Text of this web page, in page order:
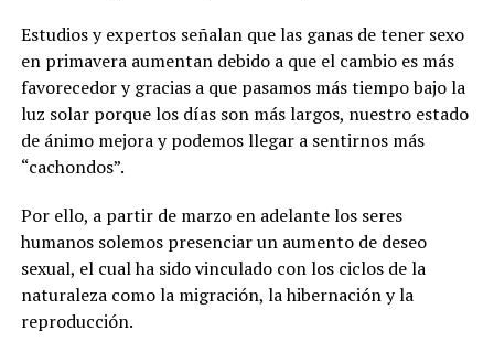
Estudios y expertos señalan que las ganas de tener sexo
en primavera aumentan debido a que el cambio es más
favorecedor y gracias a que pasamos más tiempo bajo la
luz solar porque los días son más largos, nuestro estado
de ánimo mejora y podemos llegar a sentirnos más
“cachondos”.
Por ello, a partir de marzo en adelante los seres
humanos solemos presenciar un aumento de deseo
sexual, el cual ha sido vinculado con los ciclos de la
naturaleza como la migración, la hibernación y la
reproducción.